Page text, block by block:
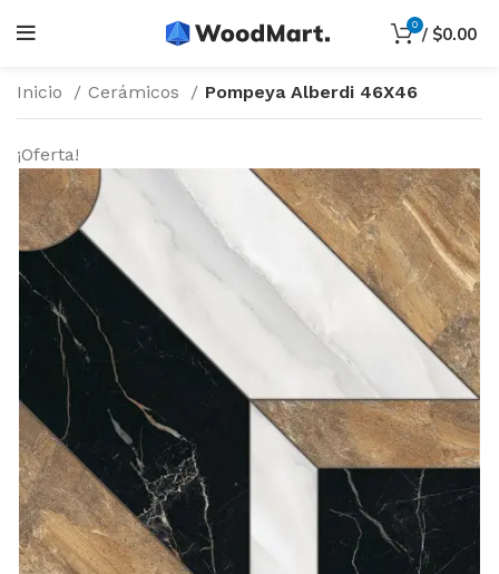
0 / $0.00
Inicio Cerámicos Pompeya Alberdi 46X46
¡Oferta!